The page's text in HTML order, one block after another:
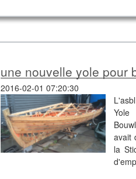
une nouvelle yole pour
2016-02-01 07:20:30
Yole
avait
la